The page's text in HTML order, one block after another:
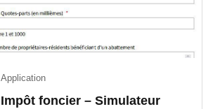
Impôt foncier – Simulateur
Application